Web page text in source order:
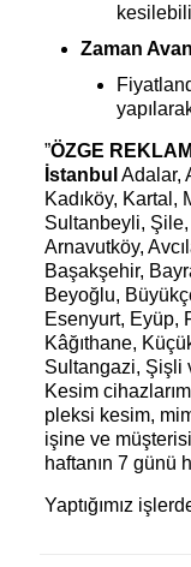
Zaman
”ÖZGE REKLAM
İstanbul Adalar,
Kadıköy, Kartal,
Sultanbeyli,
Arnavutköy,
Başakşehir,
Beyoğlu,
Esenyurt, Eyüp,
Kâğıthane,
Sultangazi, Şişli
Kesim
pleksi kesim,
işine ve
haftanın 7 günü
Yaptığımız